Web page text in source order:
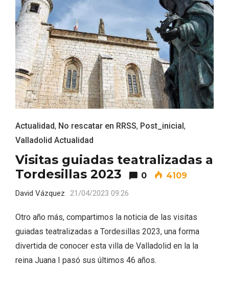
Actualidad, No rescatar en RRSS, Post_inicial ,
Valladolid Actualidad
Visitas guiadas teatralizadas a
Tordesillas 2023
0 4109
David Vázquez 21/04/2023 09:26
Otro año más, compartimos la noticia de las visitas
guiadas teatralizadas a Tordesillas 2023, una forma
divertida de conocer esta villa de Valladolid en la la
reina Juana I pasó sus últimos 46 años.
IGP Morcilla de Burgos triunfó en el
Salón Gourmet 2026